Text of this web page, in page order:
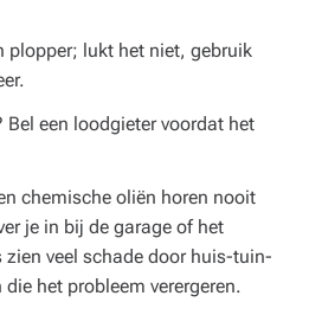
plopper; lukt het niet, gebruik
Bel een loodgieter voordat het
chemische oliën horen nooit
je in bij de garage of het
veel schade door huis-tuin-
het probleem verergeren.